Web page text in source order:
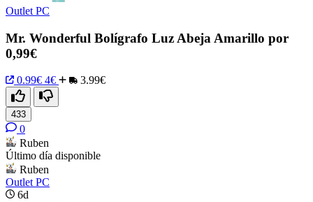
Outlet PC
Mr. Wonderful Bolígrafo Luz Abeja Amarillo por
0,99€
0.99€ 4€ 3.99€
433
0
Ruben
Último día disponible
Ruben
Outlet PC
6d